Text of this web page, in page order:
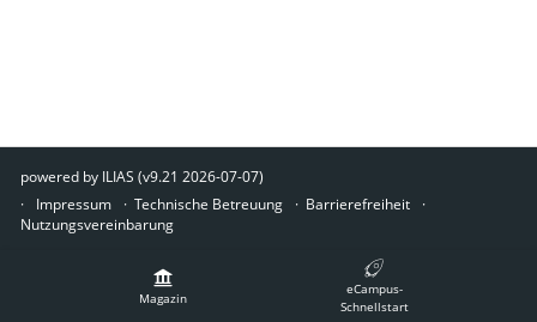
Magazin
eCampus-
Schnellstart
powered by ILIAS (v9.21 2026-07-07)
Impressum
Technische Betreuung
Barrierefreiheit
Nutzungsvereinbarung